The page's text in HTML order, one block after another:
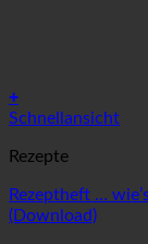
+
Schnellansicht
Rezepte
Rezeptheft …
(Download)